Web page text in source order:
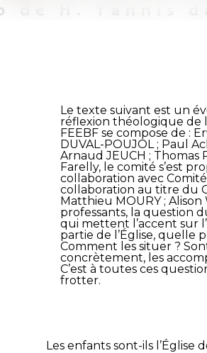
Le texte suivant est un
réflexion théologique de
FEEBF se compose de :
DUVAL-POUJOL ; Paul
Arnaud JEUCH ; Thomas
Farelly, le comité s’est
collaboration avec
collaboration au titre du
Matthieu MOURY ;
professants, la question
qui mettent l’accent sur
partie de l’Église, quelle
Comment les situer ?
concrètement, les
C’est à toutes ces
frotter.
Les enfants sont-ils l’Église